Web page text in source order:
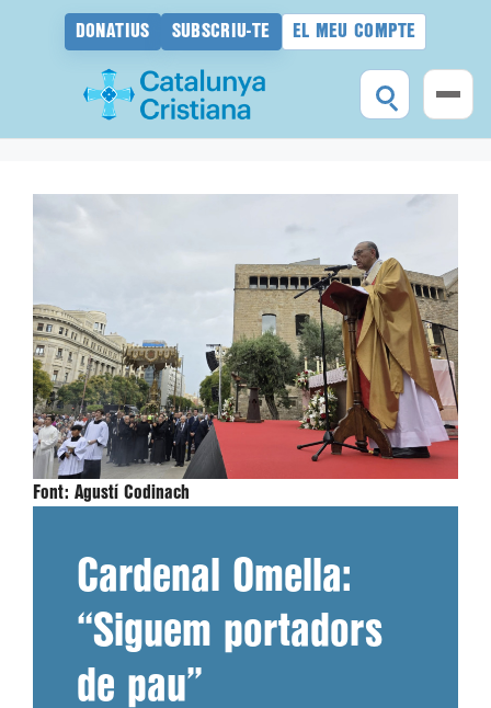
DONATIUS SUBSCRIU-TE EL MEU COMPTE
Font: Agustí Codinach
Cardenal Omella:
“Siguem portadors
de pau”